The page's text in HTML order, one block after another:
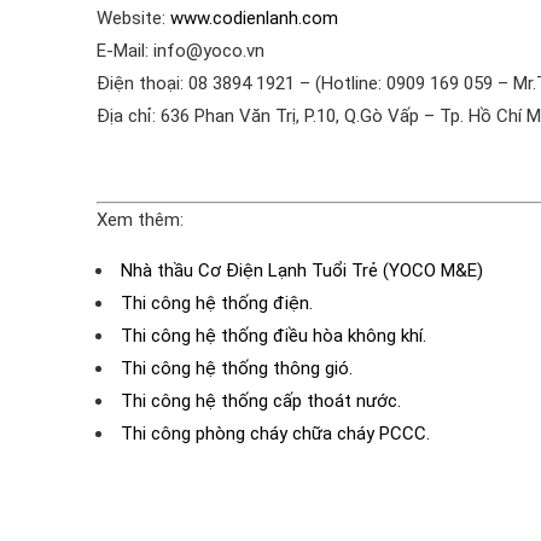
Website: www.codienlanh.com
E-Mail: info@yoco.vn
Điện thoại: 08 3894 1921 – (Hotline: 0909 169 059 –
Địa chỉ: 636 Phan Văn Trị, P.10, Q.Gò Vấp – Tp. Hồ Chí
Xem thêm:
Nhà thầu Cơ Điện Lạnh Tuổi Trẻ (YOCO M&E)
Thi công hệ thống điện.
Thi công hệ thống điều hòa không khí.
Thi công hệ thống thông gió.
Thi công hệ thống cấp thoát nước.
Thi công phòng cháy chữa cháy PCCC.